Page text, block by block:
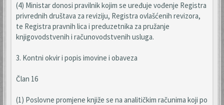
(4) Ministar donosi pravilnik kojim se uređuje vođenje Registra
privrednih društava za reviziju, Registra ovlašćenih revizora,
te Registra pravnih lica i preduzetnika za pružanje
knjigovodstvenih i računovodstvenih usluga.
3. Kontni okvir i popis imovine i obaveza
Član 16
(1) Poslovne promjene knjiže se na analitičkim računima koji po